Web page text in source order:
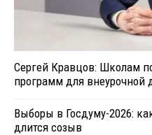
Сергей Кравцов: Школам
программ для внеурочной
Выборы в Госдуму-2026:
длится созыв